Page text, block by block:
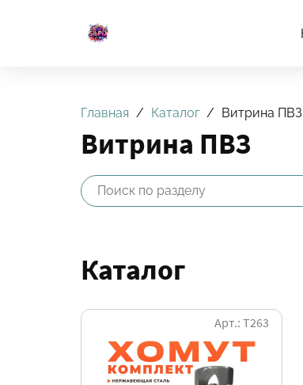
Главная Каталог Витрина ПВЗ
Витрина ПВЗ
Каталог
Арт.: Т263